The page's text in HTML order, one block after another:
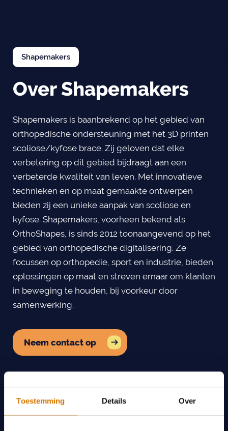
Toestemming Details Over
Shapemakers
Over Shapemakers
Shapemakers is baanbrekend op het gebied van
orthopedische ondersteuning met het 3D printen
scoliose/kyfose brace. Zij geloven dat elke
verbetering op dit gebied bijdraagt aan een
verbeterde kwaliteit van leven. Met innovatieve
technieken en op maat gemaakte ontwerpen
bieden zij een unieke aanpak van scoliose en
kyfose. Shapemakers, voorheen bekend als
OrthoShapes, is sinds 2012 toonaangevend op het
gebied van orthopedische digitalisering. Ze
focussen op orthopedie, sport en industrie, bieden
oplossingen op maat en streven ernaar om klanten
in beweging te houden, bij voorkeur door
samenwerking.
Neem contact op